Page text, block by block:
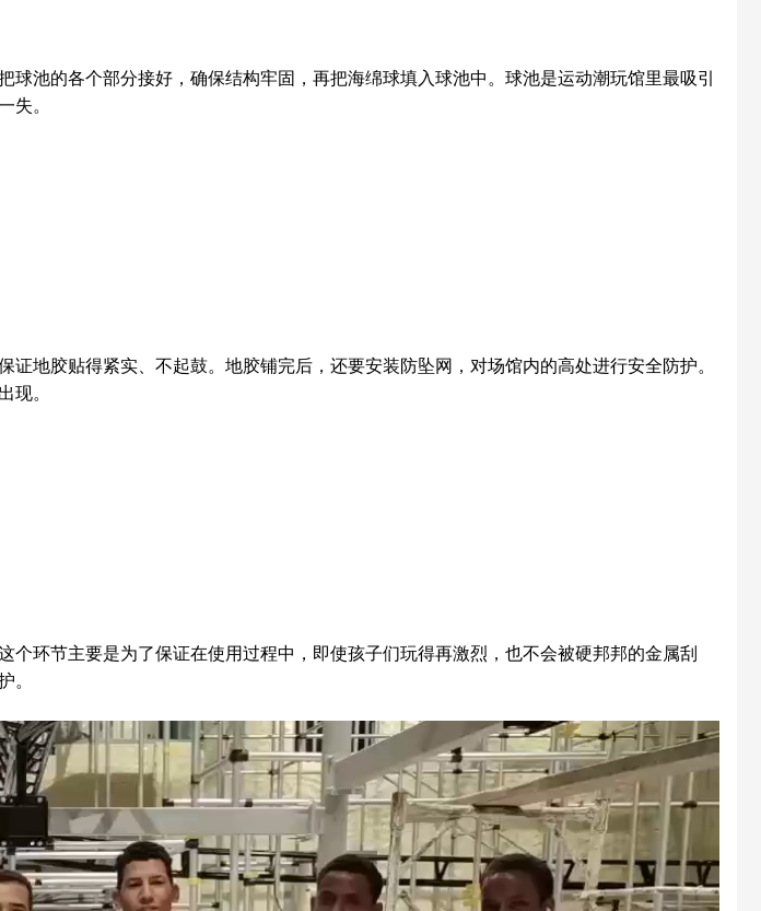
池的各个部分接好，确保结构牢固，再把海绵球填入球池中。球池是运动潮玩馆里最吸引
。
地胶贴得紧实、不起鼓。地胶铺完后，还要安装防坠网，对场馆内的高处进行安全防护。
。
环节主要是为了保证在使用过程中，即使孩子们玩得再激烈，也不会被硬邦邦的金属刮